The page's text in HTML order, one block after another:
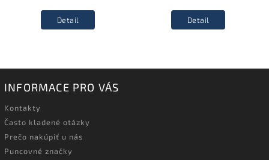
Detail Detail
INFORMACE PRO VÁS
Kontakty
Často kladené otázky
Prečo nakúpiť u nás
Puncovné značky